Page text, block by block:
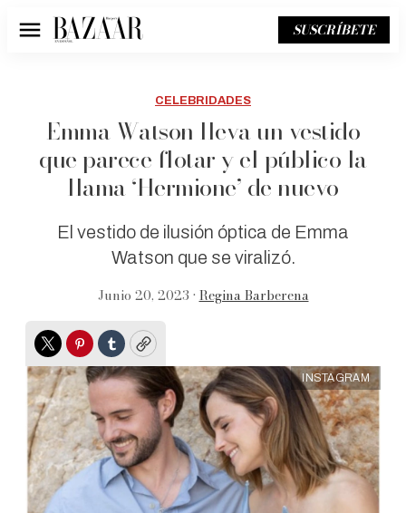
Menú SUSCRÍBETE
CELEBRIDADES
Emma Watson lleva un vestido
que parece flotar y el público la
llama ‘Hermione’ de nuevo
El vestido de ilusión óptica de Emma
Watson que se viralizó.
Junio 20, 2023 • Regina Barberena
TwitterPinterest
TumblrCopy
INSTAGRAM